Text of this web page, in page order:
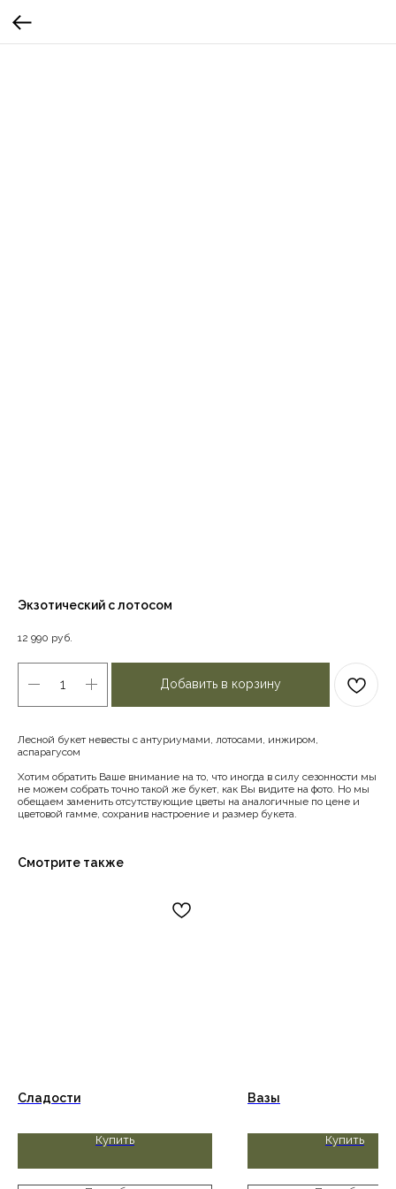
Экзотический с лотосом
12 990 руб.
Добавить в корзину
Лесной букет невесты с антуриумами, лотосами, инжиром,
аспарагусом
Хотим обратить Ваше внимание на то, что иногда в силу сезонности мы
не можем собрать точно такой же букет, как Вы видите на фото. Но мы
обещаем заменить отсутствующие цветы на аналогичные по цене и
цветовой гамме, сохранив настроение и размер букета.
Смотрите также
Сладости
Купить
Вазы
Купить